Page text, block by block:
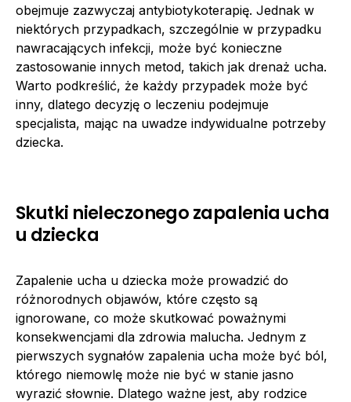
obejmuje zazwyczaj antybiotykoterapię. Jednak w
niektórych przypadkach, szczególnie w przypadku
nawracających infekcji, może być konieczne
zastosowanie innych metod, takich jak drenaż ucha.
Warto podkreślić, że każdy przypadek może być
inny, dlatego decyzję o leczeniu podejmuje
specjalista, mając na uwadze indywidualne potrzeby
dziecka.
Skutki nieleczonego zapalenia ucha
u dziecka
Zapalenie ucha u dziecka może prowadzić do
różnorodnych objawów, które często są
ignorowane, co może skutkować poważnymi
konsekwencjami dla zdrowia malucha. Jednym z
pierwszych sygnałów zapalenia ucha może być ból,
którego niemowlę może nie być w stanie jasno
wyrazić słownie. Dlatego ważne jest, aby rodzice